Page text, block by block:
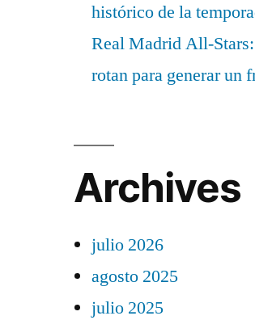
histórico de la
Real Madrid All-
rotan para generar un
Archives
julio 2026
agosto 2025
julio 2025